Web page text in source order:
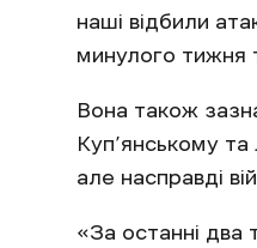
наші відбили
минулого тижня
Вона також
Куп’янському та
але насправді
«За останні два